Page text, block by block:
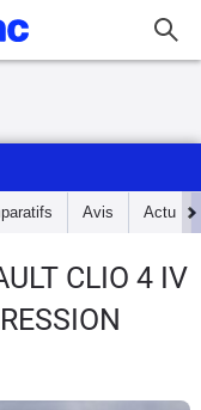
Avis Actu
CLIO 4 IV